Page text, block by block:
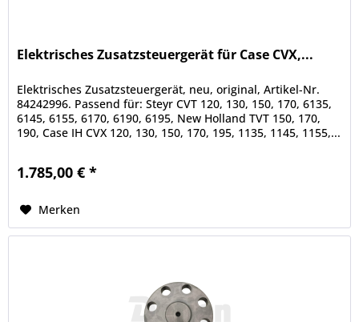
Elektrisches Zusatzsteuergerät für Case CVX,...
Elektrisches Zusatzsteuergerät, neu, original, Artikel-Nr.
84242996. Passend für: Steyr CVT 120, 130, 150, 170, 6135,
6145, 6155, 6170, 6190, 6195, New Holland TVT 150, 170,
190, Case IH CVX 120, 130, 150, 170, 195, 1135, 1145, 1155,...
1.785,00 € *
Merken